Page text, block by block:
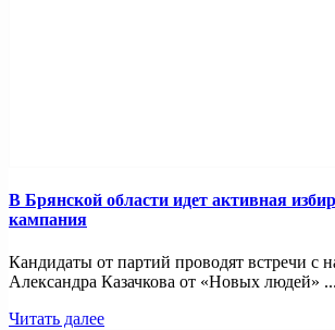
В Брянской области идет активная
кампания
Кандидаты от партий проводят встречи с
Александра Казачкова от «Новых людей» ...
Читать далее